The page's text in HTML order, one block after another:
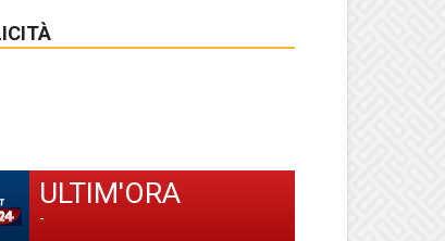
ULTIM'ORA
-